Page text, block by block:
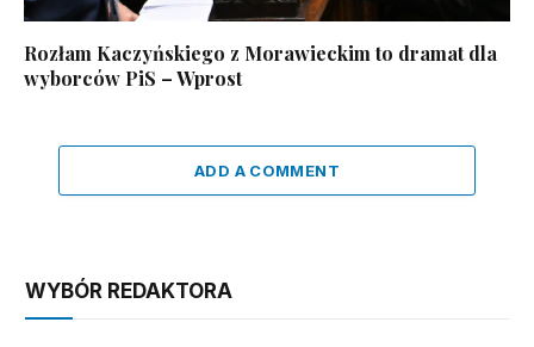
Rozłam Kaczyńskiego z Morawieckim to dramat dla
wyborców PiS – Wprost
ADD A COMMENT
WYBÓR REDAKTORA